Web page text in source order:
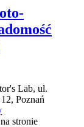
Lab, ul.
Poznań
stronie